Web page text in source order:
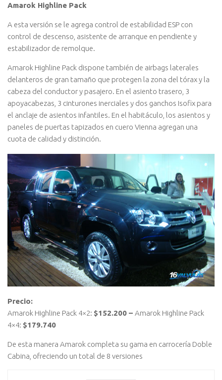
Amarok Highline Pack
A esta versión se le agrega control de estabilidad ESP con
control de descenso, asistente de arranque en pendiente y
estabilizador de remolque.
Amarok Highline Pack dispone también de airbags laterales
delanteros de gran tamaño que protegen la zona del tórax y la
cabeza del conductor y pasajero. En el asiento trasero, 3
apoyacabezas, 3 cinturones inerciales y dos ganchos Isofix para
el anclaje de asientos infantiles. En el habitáculo, los asientos y
paneles de puertas tapizados en cuero Vienna agregan una
cuota de calidad y distinción.
Precio:
Amarok Highline Pack 4×2: $152.200 – Amarok Highline Pack
4×4: $179.740
De esta manera Amarok completa su gama en carrocería Doble
Cabina, ofreciendo un total de 8 versiones